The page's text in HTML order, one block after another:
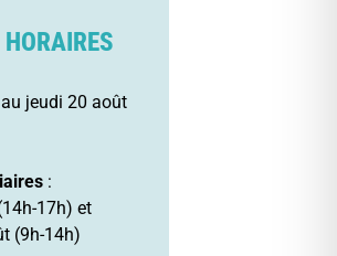
jeudi 20 août
:
17h) et
(9h-14h)